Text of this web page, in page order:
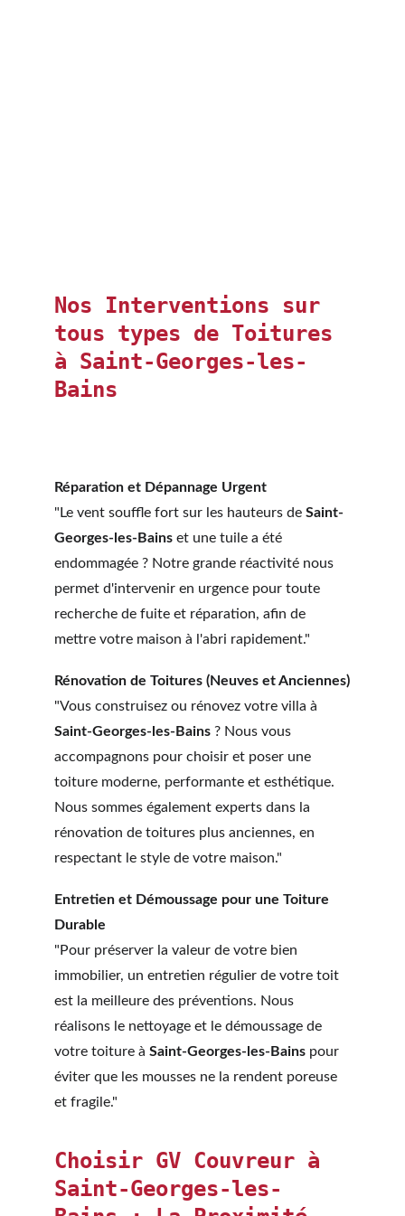
Nos Interventions sur
tous types de Toitures
à Saint-Georges-les-
Bains
Réparation et Dépannage Urgent
"Le vent souffle fort sur les hauteurs de Saint-
Georges-les-Bains et une tuile a été
endommagée ? Notre grande réactivité nous
permet d'intervenir en urgence pour toute
recherche de fuite et réparation, afin de
mettre votre maison à l'abri rapidement."
Rénovation de Toitures (Neuves et Anciennes)
"Vous construisez ou rénovez votre villa à
Saint-Georges-les-Bains ? Nous vous
accompagnons pour choisir et poser une
toiture moderne, performante et esthétique.
Nous sommes également experts dans la
rénovation de toitures plus anciennes, en
respectant le style de votre maison."
Entretien et Démoussage pour une Toiture
Durable
"Pour préserver la valeur de votre bien
immobilier, un entretien régulier de votre toit
est la meilleure des préventions. Nous
réalisons le nettoyage et le démoussage de
votre toiture à Saint-Georges-les-Bains pour
éviter que les mousses ne la rendent poreuse
et fragile."
Choisir GV Couvreur à
Saint-Georges-les-